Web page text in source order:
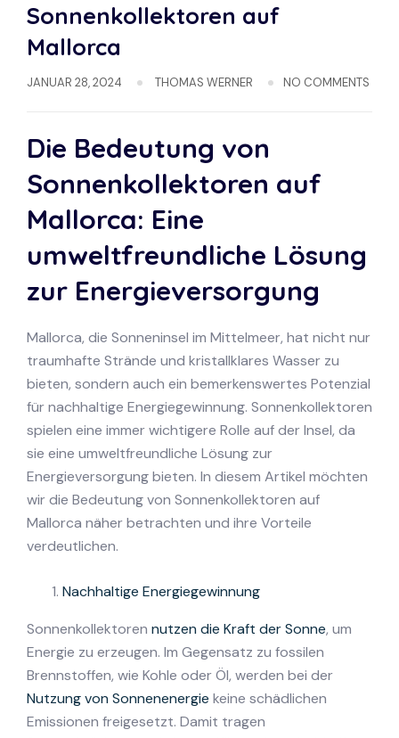
Sonnenkollektoren auf
Mallorca
JANUAR 28, 2024 THOMAS WERNER NO COMMENTS
Die Bedeutung von
Sonnenkollektoren auf
Mallorca: Eine
umweltfreundliche Lösung
zur Energieversorgung
Mallorca, die Sonneninsel im Mittelmeer, hat nicht nur
traumhafte Strände und kristallklares Wasser zu
bieten, sondern auch ein bemerkenswertes Potenzial
für nachhaltige Energiegewinnung. Sonnenkollektoren
spielen eine immer wichtigere Rolle auf der Insel, da
sie eine umweltfreundliche Lösung zur
Energieversorgung bieten. In diesem Artikel möchten
wir die Bedeutung von Sonnenkollektoren auf
Mallorca näher betrachten und ihre Vorteile
verdeutlichen.
Nachhaltige Energiegewinnung
Sonnenkollektoren nutzen die Kraft der Sonne, um
Energie zu erzeugen. Im Gegensatz zu fossilen
Brennstoffen, wie Kohle oder Öl, werden bei der
Nutzung von Sonnenenergie keine schädlichen
Emissionen freigesetzt. Damit tragen